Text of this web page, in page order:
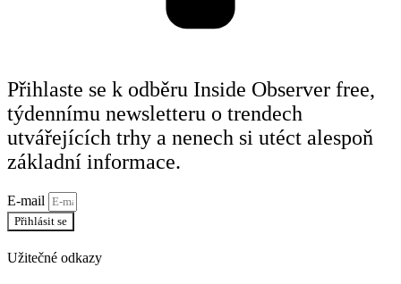
Přihlaste se k odběru Inside Observer free,
týdennímu newsletteru o trendech
utvářejících trhy a nenech si utéct alespoň
základní informace.
E-mail
Přihlásit se
Užitečné odkazy